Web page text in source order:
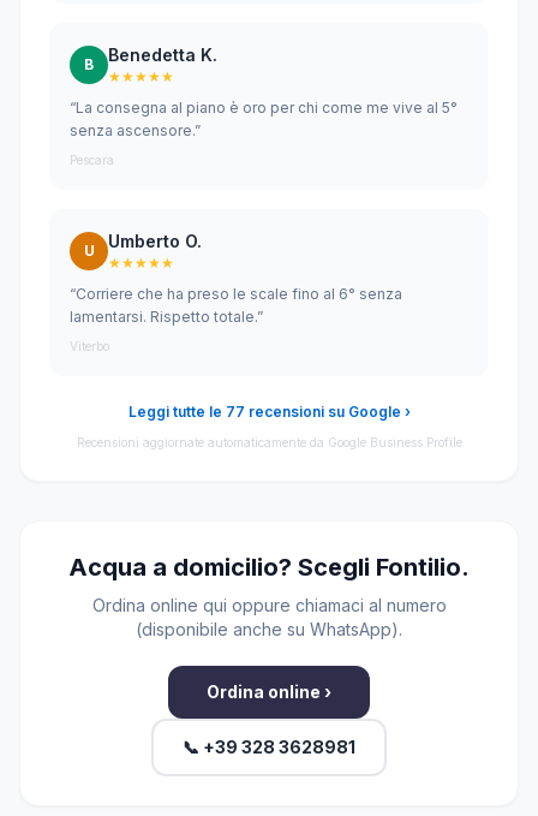
B Benedetta K.
★★★★★
“La consegna al piano è oro per chi come me vive al 5°
senza ascensore.”
Pescara
U Umberto O.
★★★★★
“Corriere che ha preso le scale fino al 6° senza
lamentarsi. Rispetto totale.”
Viterbo
Leggi tutte le 77 recensioni su Google ›
Recensioni aggiornate automaticamente da Google Business Profile
Acqua a domicilio? Scegli Fontilio.
Ordina online qui oppure chiamaci al numero
(disponibile anche su WhatsApp).
Ordina online ›
📞 +39 328 3628981